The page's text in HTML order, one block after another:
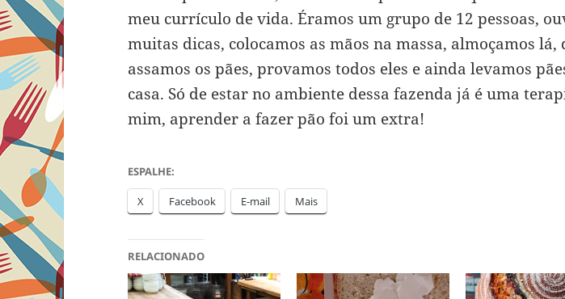
meu currículo de vida. Éramos um grupo de 12 pessoas,
muitas dicas, colocamos as mãos na massa, almoçamos lá,
assamos os pães, provamos todos eles e ainda levamos
casa. Só de estar no ambiente dessa fazenda já é uma
mim, aprender a fazer pão foi um extra!
ESPALHE:
X Facebook E-mail Mais
RELACIONADO